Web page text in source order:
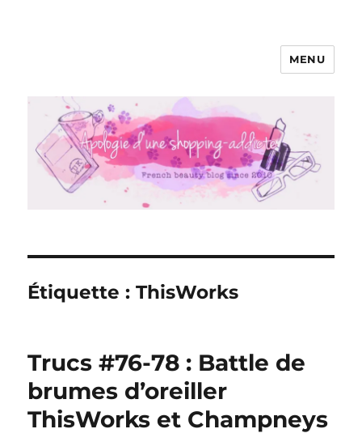
Apologie d'une Shopping-addicte
MENU
Étiquette :ThisWorks
Trucs #76-78 : Battle de
brumes d’oreiller
ThisWorks et Champneys